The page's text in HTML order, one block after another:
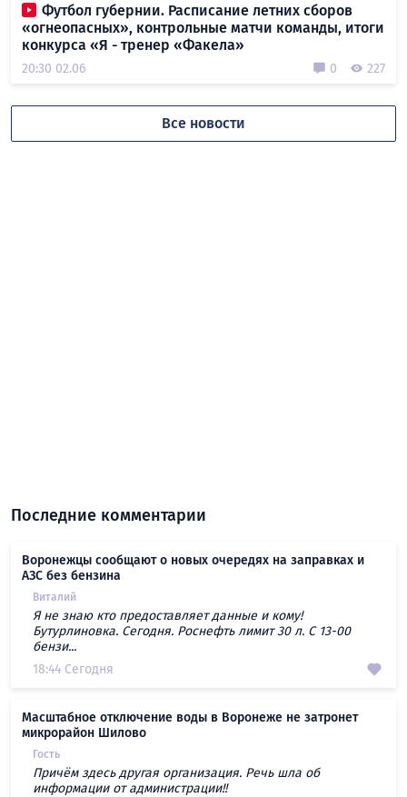
Футбол губернии. Расписание летних сборов
«огнеопасных», контрольные матчи команды, итоги
конкурса «Я - тренер «Факела»
20:30 02.06 0 227
Все новости
Последние комментарии
Воронежцы сообщают о новых очередях на заправках и
АЗС без бензина
Виталий
Я не знаю кто предоставляет данные и кому!
Бутурлиновка. Сегодня. Роснефть лимит 30 л. С 13-00
бензи...
18:44 Сегодня
Масштабное отключение воды в Воронеже не затронет
микрорайон Шилово
Гость
Причём здесь другая организация. Речь шла об
информации от администрации!!